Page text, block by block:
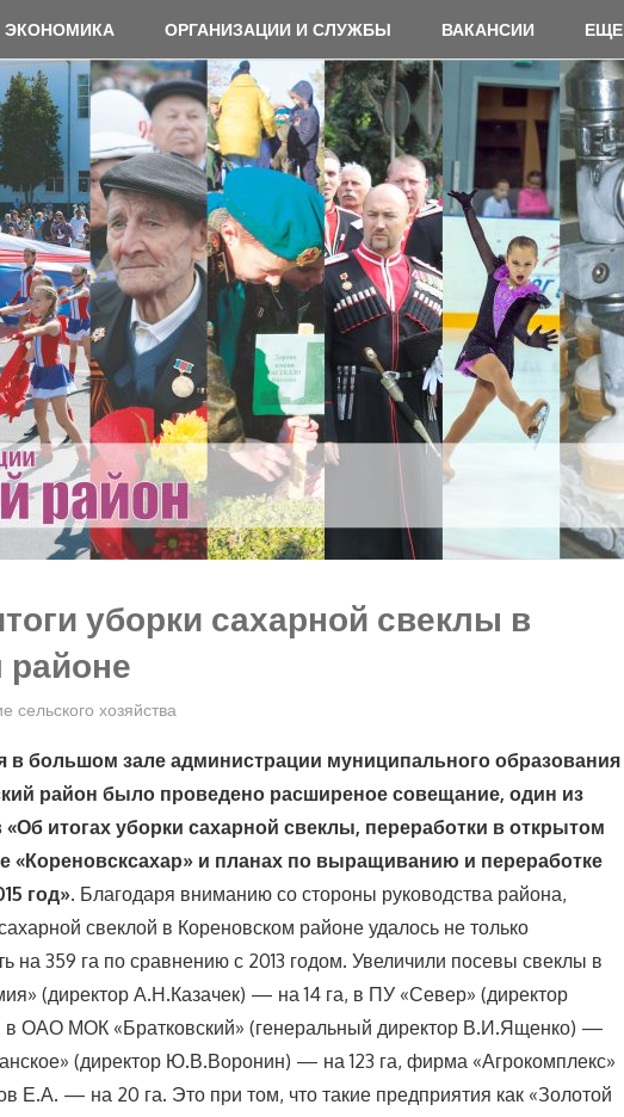
ЭКОНОМИКА ОРГАНИЗАЦИИ И СЛУЖБЫ ВАКАНСИИ ЕЩЕ
уборки сахарной свеклы в
районе
сельского хозяйства
в большом зале администрации муниципального образования
район было проведено расширеное совещание, один из
итогах уборки сахарной свеклы, переработки в открытом
«Кореновсксахар» и планах по выращиванию и переработке
год». Благодаря вниманию со стороны руководства района,
свеклой в Кореновском районе удалось не только
на 359 га по сравнению с 2013 годом. Увеличили посевы свеклы в
(директор А.Н.Казачек) — на 14 га, в ПУ «Север» (директор
ОАО МОК «Братковский» (генеральный директор В.И.Ященко) —
(директор Ю.В.Воронин) — на 123 га, фирма «Агрокомплекс»
Е.А. — на 20 га. Это при том, что такие предприятия как «Золотой